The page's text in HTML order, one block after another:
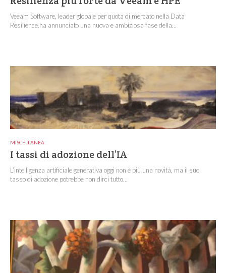
Veeam Software, leader globale per quota di mercato nella Data
Resilience,ha annunciato una nuova e ambiziosa fase della...
MISCELLANEA
I tassi di adozione dell’IA
L’intelligenza artificiale generativa oggi non è più una novità, ma il suo
tasso di adozione potrebbe non dirci tutto...